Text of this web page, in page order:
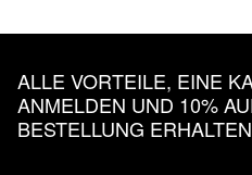
ALLE VORTEILE, EINE
ANMELDEN UND 10%
BESTELLUNG ERHALTEN